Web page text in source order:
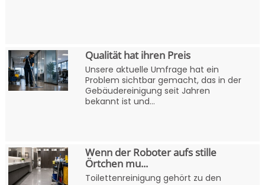
Qualität hat ihren Preis
Unsere aktuelle Umfrage hat ein
Problem sichtbar gemacht, das in der
Gebäudereinigung seit Jahren
bekannt ist und...
Wenn der Roboter aufs stille
Örtchen mu...
Toilettenreinigung gehört zu den